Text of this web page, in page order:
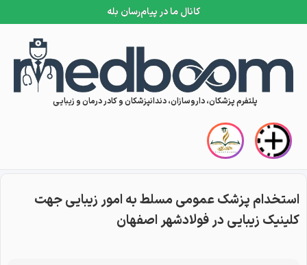
کانال ما در پیام‌رسان بله
Skip to content
پلتفرم پزشکان، داروسازان، دندانپزشکان و کادر درمان و زیبایی
استخدام پزشک عمومی مسلط به امور زیبایی جهت
کلینیک زیبایی در فولادشهر اصفهان